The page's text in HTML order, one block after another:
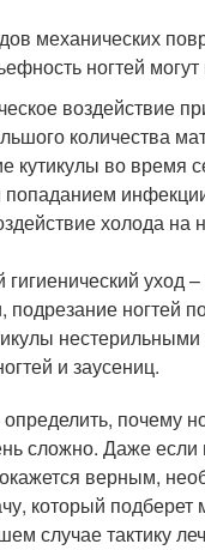
механических
ногтей могут
воздействие
количества
кутикулы во время
холода на
уход
подрезание ногтей
и заусениц.
почему
сложно. Даже если
верным,
который подберет
случае тактику